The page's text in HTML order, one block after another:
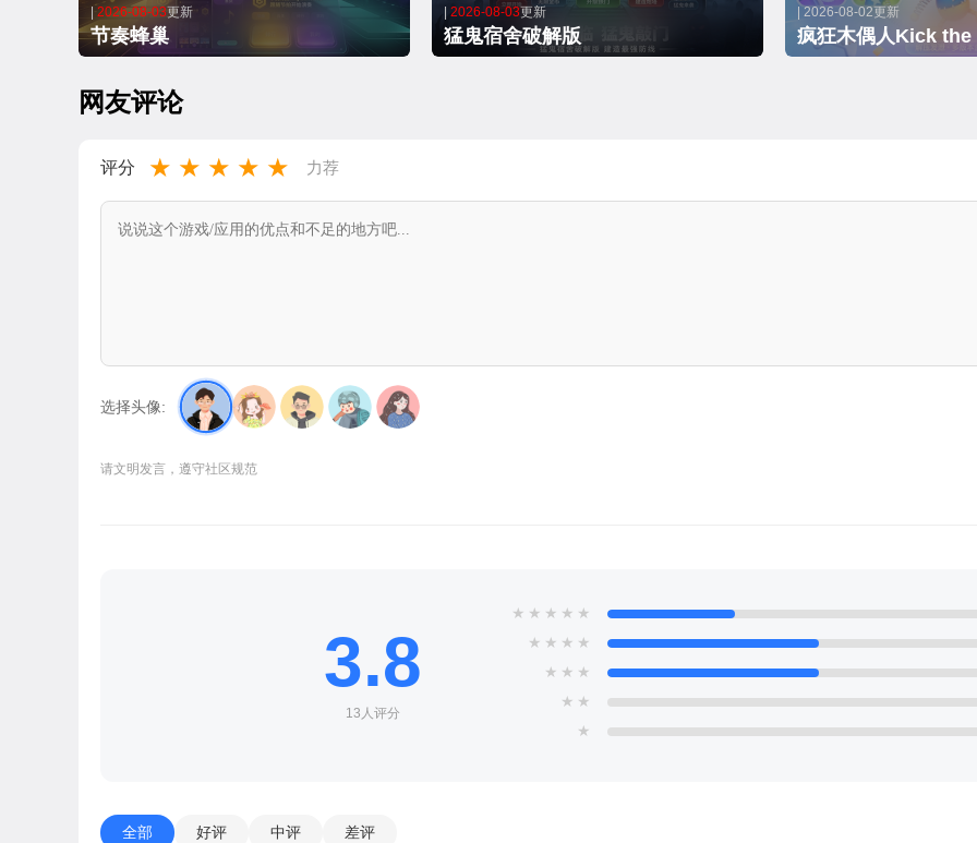
2026-08-03更新
节奏蜂巢
2026-08-03更新
猛鬼宿舍破解版
| 2026-08-02更新
网友评论
评分 ★ ★ ★ ★ ★ 力荐
选择头像:
请文明发言，遵守社区规范
3.8
13人评分
★ ★ ★ ★ ★
★ ★ ★ ★
★ ★ ★
★ ★
★
全部 好评 中评 差评